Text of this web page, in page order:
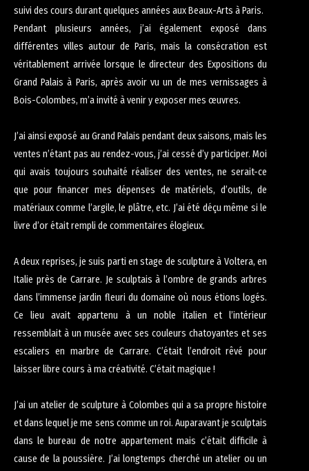
suivi des cours durant quelques années aux Beaux-Arts à Paris.
Pendant plusieurs années, j’ai également exposé dans
différentes villes autour de Paris, mais la consécration est
véritablement arrivée lorsque le directeur des Expositions du
Grand Palais à Paris, après avoir vu un de mes vernissages à
Bois-Colombes, m’a invité à venir y exposer mes œuvres.
J’ai ainsi exposé au Grand Palais pendant deux saisons, mais les
ventes n’étant pas au rendez-vous, j’ai cessé d’y participer. Moi
qui avais toujours souhaité réaliser des ventes, ne serait-ce
que pour financer mes dépenses de matériels, d’outils, de
matériaux comme l’argile, le plâtre, etc. J’ai été déçu même si le
livre d’or était rempli de commentaires élogieux.
A deux reprises, je suis parti en stage de sculpture à Voltera, en
Italie près de Carrare. Je sculptais à l’ombre de grands arbres
dans l’immense jardin fleuri du domaine où nous étions logés.
Ce lieu avait appartenu à un noble italien et l’intérieur
ressemblait à un musée avec ses couleurs chatoyantes et ses
escaliers en marbre de Carrare. C’était l’endroit rêvé pour
laisser libre cours à ma créativité. C’était magique !
J’ai un atelier de sculpture à Colombes qui a sa propre histoire
et dans lequel je me sens comme un roi. Auparavant je sculptais
dans le bureau de notre appartement mais c’était difficile à
cause de la poussière. J’ai longtemps cherché un atelier ou un